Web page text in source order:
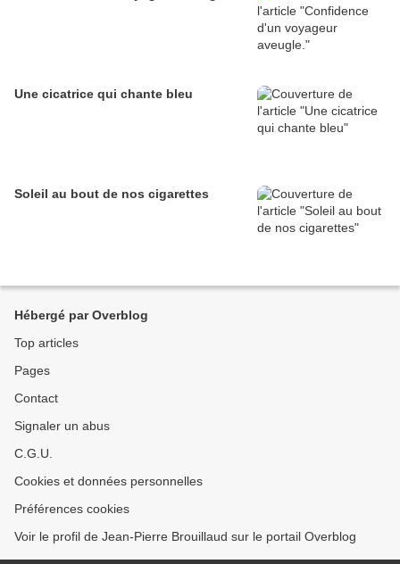
Une cicatrice qui chante bleu
Soleil au bout de nos cigarettes
Hébergé par Overblog
Top articles
Pages
Contact
Signaler un abus
C.G.U.
Cookies et données personnelles
Préférences cookies
Voir le profil de Jean-Pierre Brouillaud sur le portail Overblog